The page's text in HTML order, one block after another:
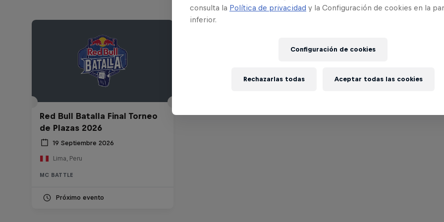
Red Bull Batalla Final Torneo
de Plazas 2026
19 Septiembre 2026
Lima, Peru
MC BATTLE
Próximo evento
consulta la Política de privacidad y la Configuración de cookies en la
inferior.
Configuración de cookies
Rechazarlas todas Aceptar todas las cookies